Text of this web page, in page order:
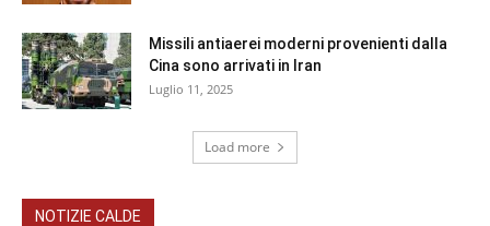
Missili antiaerei moderni provenienti dalla
Cina sono arrivati in Iran
Luglio 11, 2025
Load more
NOTIZIE CALDE